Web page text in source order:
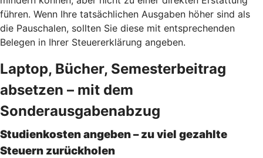
führen. Wenn Ihre tatsächlichen Ausgaben höher sind als
die Pauschalen, sollten Sie diese mit entsprechenden
Belegen in Ihrer Steuererklärung angeben.
Laptop, Bücher, Semesterbeitrag
absetzen – mit dem
Sonderausgabenabzug
Studienkosten angeben – zu viel gezahlte
Steuern zurückholen